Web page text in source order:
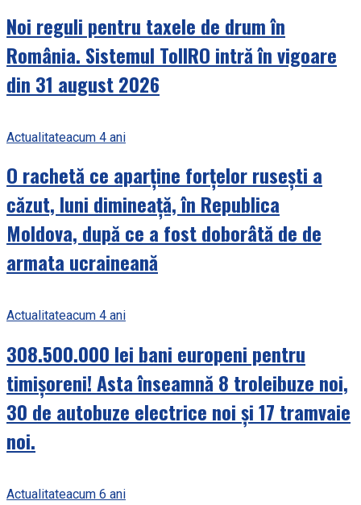
Noi reguli pentru taxele de drum în
România. Sistemul TollRO intră în vigoare
din 31 august 2026
Actualitateacum 4 ani
O rachetă ce aparține forțelor rusești a
căzut, luni dimineață, în Republica
Moldova, după ce a fost doborâtă de de
armata ucraineană
Actualitateacum 4 ani
308.500.000 lei bani europeni pentru
timișoreni! Asta înseamnă 8 troleibuze noi,
30 de autobuze electrice noi și 17 tramvaie
noi.
Actualitateacum 6 ani